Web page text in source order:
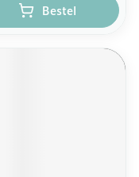
Bestel